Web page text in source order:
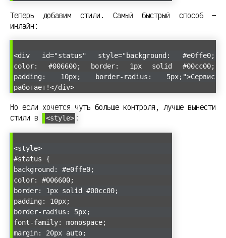
Теперь добавим стили. Самый быстрый способ —
инлайн:
<div id="status" style="background: #e0ffe0;
color: #006600; border: 1px solid #00cc00;
padding: 10px; border-radius: 5px;">Сервис
работает!</div>
Но если хочется чуть больше контроля, лучше вынести
стили в
<style> :
<style>
#status {
background: #e0ffe0;
color: #006600;
border: 1px solid #00cc00;
padding: 10px;
border-radius: 5px;
font-family: monospace;
margin: 20px auto;